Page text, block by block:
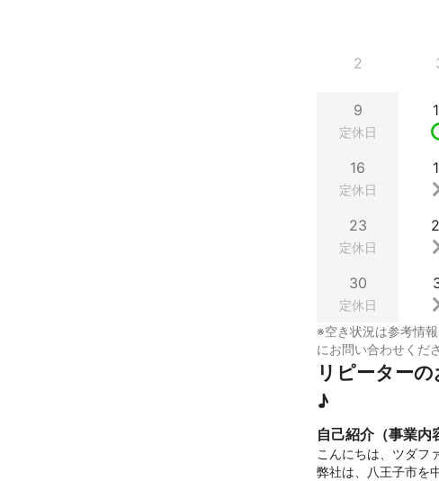
2
9
定休日
16
定休日
23
定休日
30
定休日
※空き状況は参考情
にお問い合わせくだ
リピーター
♪
自己紹介（事業内
こんにちは、ツダフ
弊社は、八王子市を